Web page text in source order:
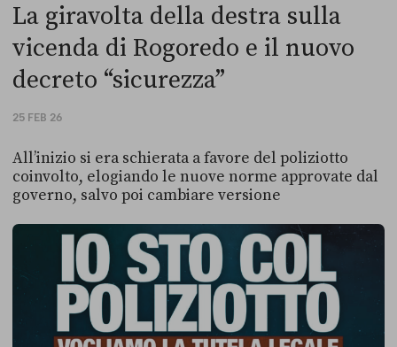
La giravolta della destra sulla
vicenda di Rogoredo e il nuovo
decreto “sicurezza”
25 FEB 26
All’inizio si era schierata a favore del poliziotto
coinvolto, elogiando le nuove norme approvate dal
governo, salvo poi cambiare versione